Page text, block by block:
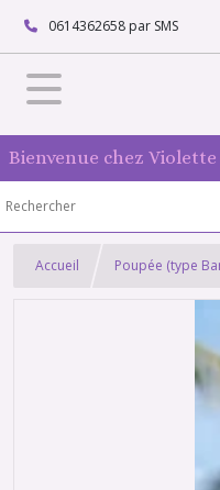
0614362658 par SMS
Bienvenue chez
Accueil Poupée (type